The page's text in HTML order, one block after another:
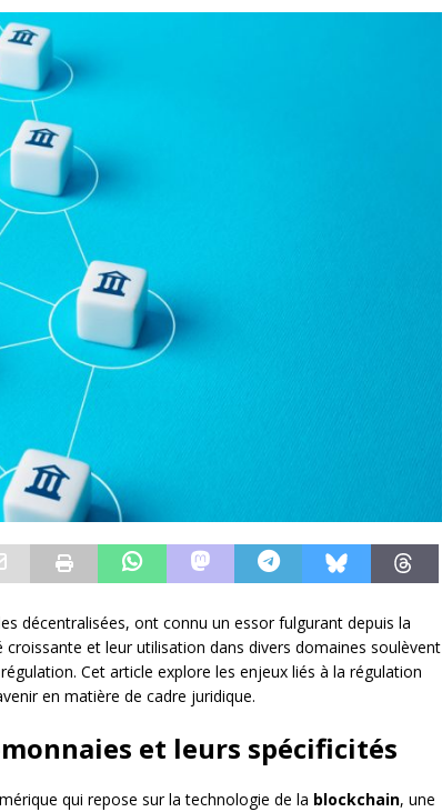
décentralisées, ont connu un essor fulgurant depuis la
et leur utilisation dans divers domaines soulèvent
Cet article explore les enjeux liés à la régulation
en matière de cadre juridique.
et leurs spécificités
qui repose sur la technologie de la blockchain, une